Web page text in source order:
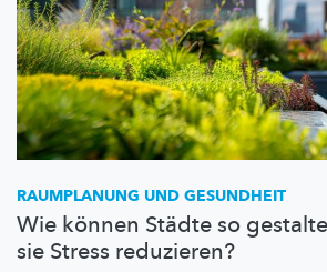
RAUMPLANUNG UND GESUNDHEIT
Wie können Städte so
sie Stress reduzieren?